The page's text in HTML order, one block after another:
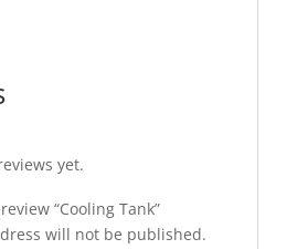
yet.
“Cooling Tank”
will not be published.